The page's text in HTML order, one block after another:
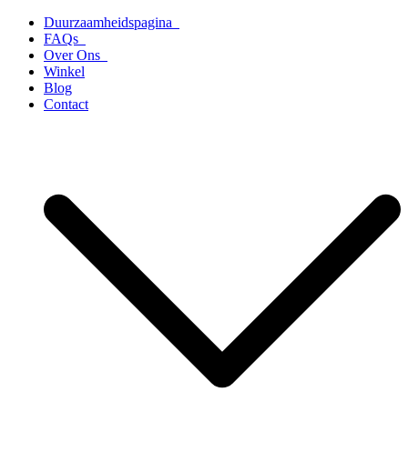
naar
inhoud
Duurzaamheidspagina
FAQs
Over Ons
Winkel
Blog
Contact